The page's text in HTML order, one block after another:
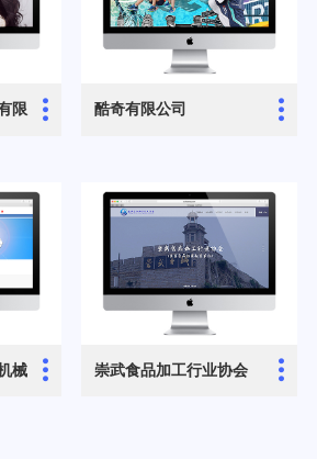
限 ... 酷奇有限公司 ...
械 ... 崇武食品加工行业协会 ...